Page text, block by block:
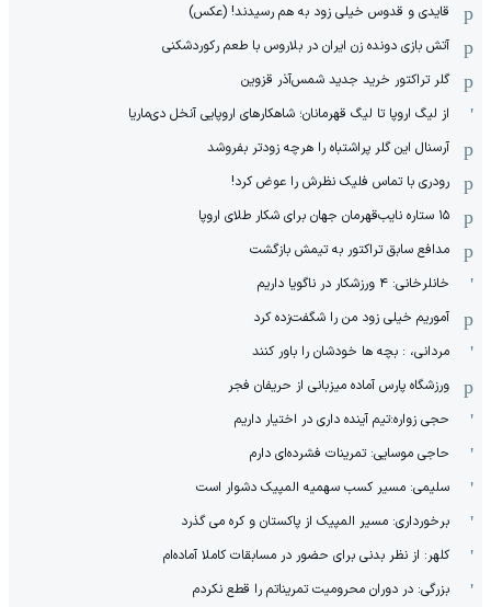
قایدی و قدوس خیلی زود به هم رسیدند! (عکس)
آتش بازی دونده زن ایران در بلاروس با طعم رکوردشکنی
گلر تراکتور خرید جدید شمس‌آذر قزوین
از لیگ اروپا تا لیگ قهرمانان؛ شاهکارهای اروپایی آنخل دی‌ماریا
آرسنال این گلر پراشتباه را هرچه زودتر بفروشد
رودری با تماس فلیک نظرش را عوض کرد!
١۵ ستاره نایب‌قهرمان جهان برای شکار طلای اروپا
مدافع سابق تراکتور به تیمش بازگشت
خانلرخانی: ۴ ورزشکار در ناگویا داریم
آموریم خیلی زود من را شگفت‌زده کرد
مردانی، : بچه ها خودشان را باور کنند
ورزشگاه پارس آماده میزبانی از حریفان فجر
حجی زواره:تیم آینده داری در اختیار داریم
حاجی موسایی: تمرینات فشرده‌ای دارم
سلیمی: مسیر کسب سهمیه المپیک دشوار است
برخورداری: مسیر المپیک از پاکستان و کره می گذرد
کلهر: از نظر بدنی برای حضور در مسابقات کاملا آماده‌ام
بزرگی: در دوران محرومیت تمریناتم را قطع نکردم